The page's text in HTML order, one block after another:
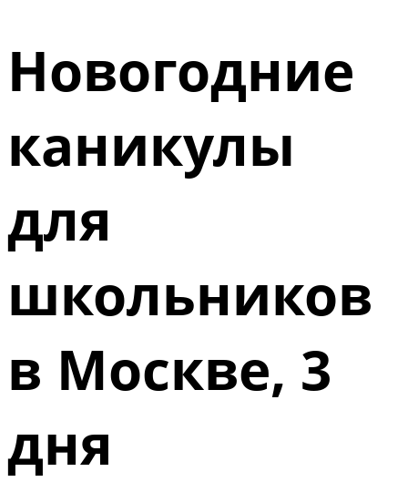
Новогодние
каникулы
для
школьников
в Москве, 3
дня